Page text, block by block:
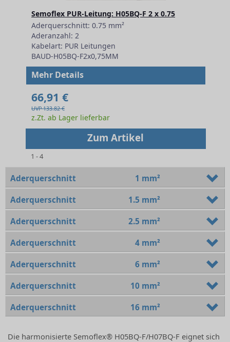
Semoflex PUR-Leitung: H05BQ-F 2 x 0.75
Aderquerschnitt: 0.75 mm²
Aderanzahl: 2
Kabelart: PUR Leitungen
BAUD-H05BQ-F2x0,75MM
Mehr Details
66,91 €
UVP 133.82 €
z.Zt. ab Lager lieferbar
Zum Artikel
1 - 4
Aderquerschnitt 1 mm²
Aderquerschnitt 1.5 mm²
Aderquerschnitt 2.5 mm²
Aderquerschnitt 4 mm²
Aderquerschnitt 6 mm²
Aderquerschnitt 10 mm²
Aderquerschnitt 16 mm²
Die harmonisierte Semoflex® H05BQ-F/H07BQ-F eignet sich